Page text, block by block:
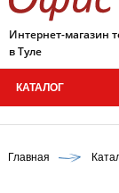
Интернет-магазин
в Туле
КАТАЛОГ
Главная